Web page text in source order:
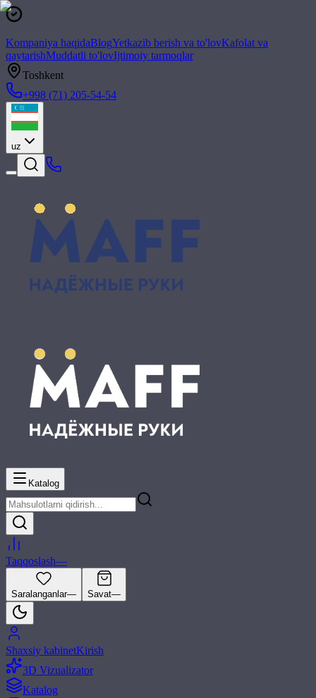
Kompaniya haqidaBlogYetkazib berish va to'lovKafolat va
qaytarishMuddatli to'lovIjtimoiy tarmoqlar
Toshkent
+998 (71) 205-54-54
uz
Katalog
Taqqoslash—
Saralanganlar— Savat—
Shaxsiy kabinetKirish
3D Vizualizator
Katalog